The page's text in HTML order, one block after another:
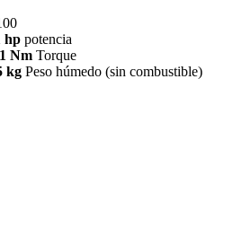
hp potencia
Nm Torque
kg Peso húmedo (sin combustible)